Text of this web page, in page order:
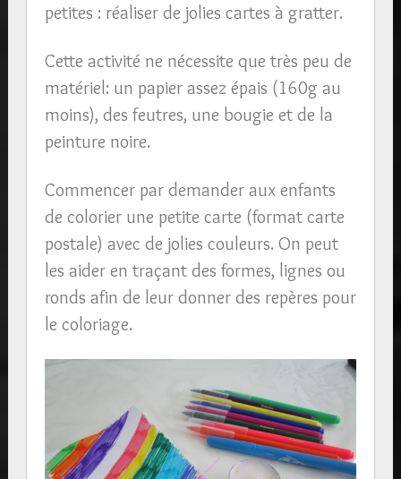
petites : réaliser de jolies cartes à gratter.
Cette activité ne nécessite que très peu de
matériel: un papier assez épais (160g au
moins), des feutres, une bougie et de la
peinture noire.
Commencer par demander aux enfants
de colorier une petite carte (format carte
postale) avec de jolies couleurs. On peut
les aider en traçant des formes, lignes ou
ronds afin de leur donner des repères pour
le coloriage.